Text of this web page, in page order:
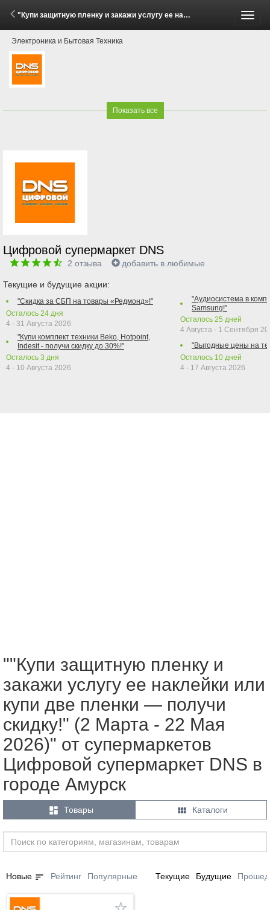
"Купи защитную пленку и закажи услугу ее наклейки или купи две пленки — получи скидку!" (2 Марта - 22 Мая 2026)
Электроника и Бытовая Техника
Показать все
Цифровой супермаркет DNS
2 отзыва добавить в любимые
Текущие и будущие акции:
"Скидка за СБП на товары «Редмонд»!"
Осталось 24 дня
4 - 31 Августа 2026
"Купи комплект техники Beko, Hotpoint,
Indesit - получи скидку до 30%!"
Осталось 3 дня
4 - 10 Августа 2026
"Аудиосистема в
Samsung!"
Осталось 25 дней
4 Августа - 1 Сентября
"Выгодные цены на
Осталось 10 дней
4 - 17 Августа 2026
""Купи защитную пленку и
закажи услугу ее наклейки или
купи две пленки — получи
скидку!" (2 Марта - 22 Мая
2026)" от супермаркетов
Цифровой супермаркет DNS в
городе Амурск
 Товары  Каталоги
Новые sort Рейтинг Популярные Текущие Будущие